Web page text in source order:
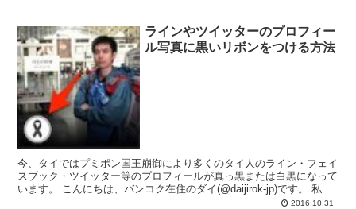
ラインやツイッターのプロフィー
ル写真に黒いリボンをつける方法
今、タイではプミポン国王崩御により多くのタイ人のライン・フェイ
スブック・ツイッター等のプロフィールが真っ黒または白黒になって
います。 こんにちは、バンコク在住のダイ(@daijirok-jp)です。 私の
2016.10.31